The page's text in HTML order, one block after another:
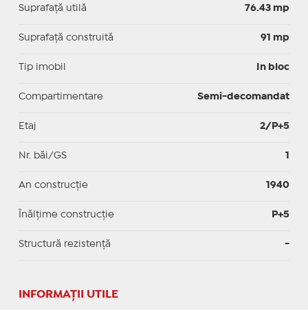
Suprafaţă utilă 76.43 mp
Suprafaţă construită 91 mp
Tip imobil In bloc
Compartimentare Semi-decomandat
Etaj 2/P+5
Nr. băi/GS 1
An construcție 1940
Înălțime construcție P+5
Structură rezistență -
INFORMAŢII UTILE